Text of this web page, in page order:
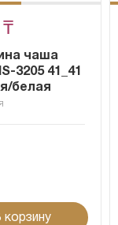
₸
чаша
3205 41_41
белая
корзину